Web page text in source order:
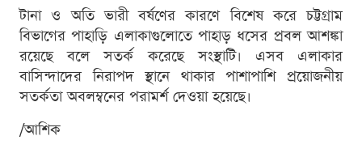
টানা ও অতি ভারী বর্ষণের কারণে বিশেষ করে চট্টগ্রাম
বিভাগের পাহাড়ি এলাকাগুলোতে পাহাড় ধসের প্রবল আশঙ্কা
রয়েছে বলে সতর্ক করেছে সংস্থাটি। এসব এলাকার
বাসিন্দাদের নিরাপদ স্থানে থাকার পাশাপাশি প্রয়োজনীয়
সতর্কতা অবলম্বনের পরামর্শ দেওয়া হয়েছে।
/আশিক